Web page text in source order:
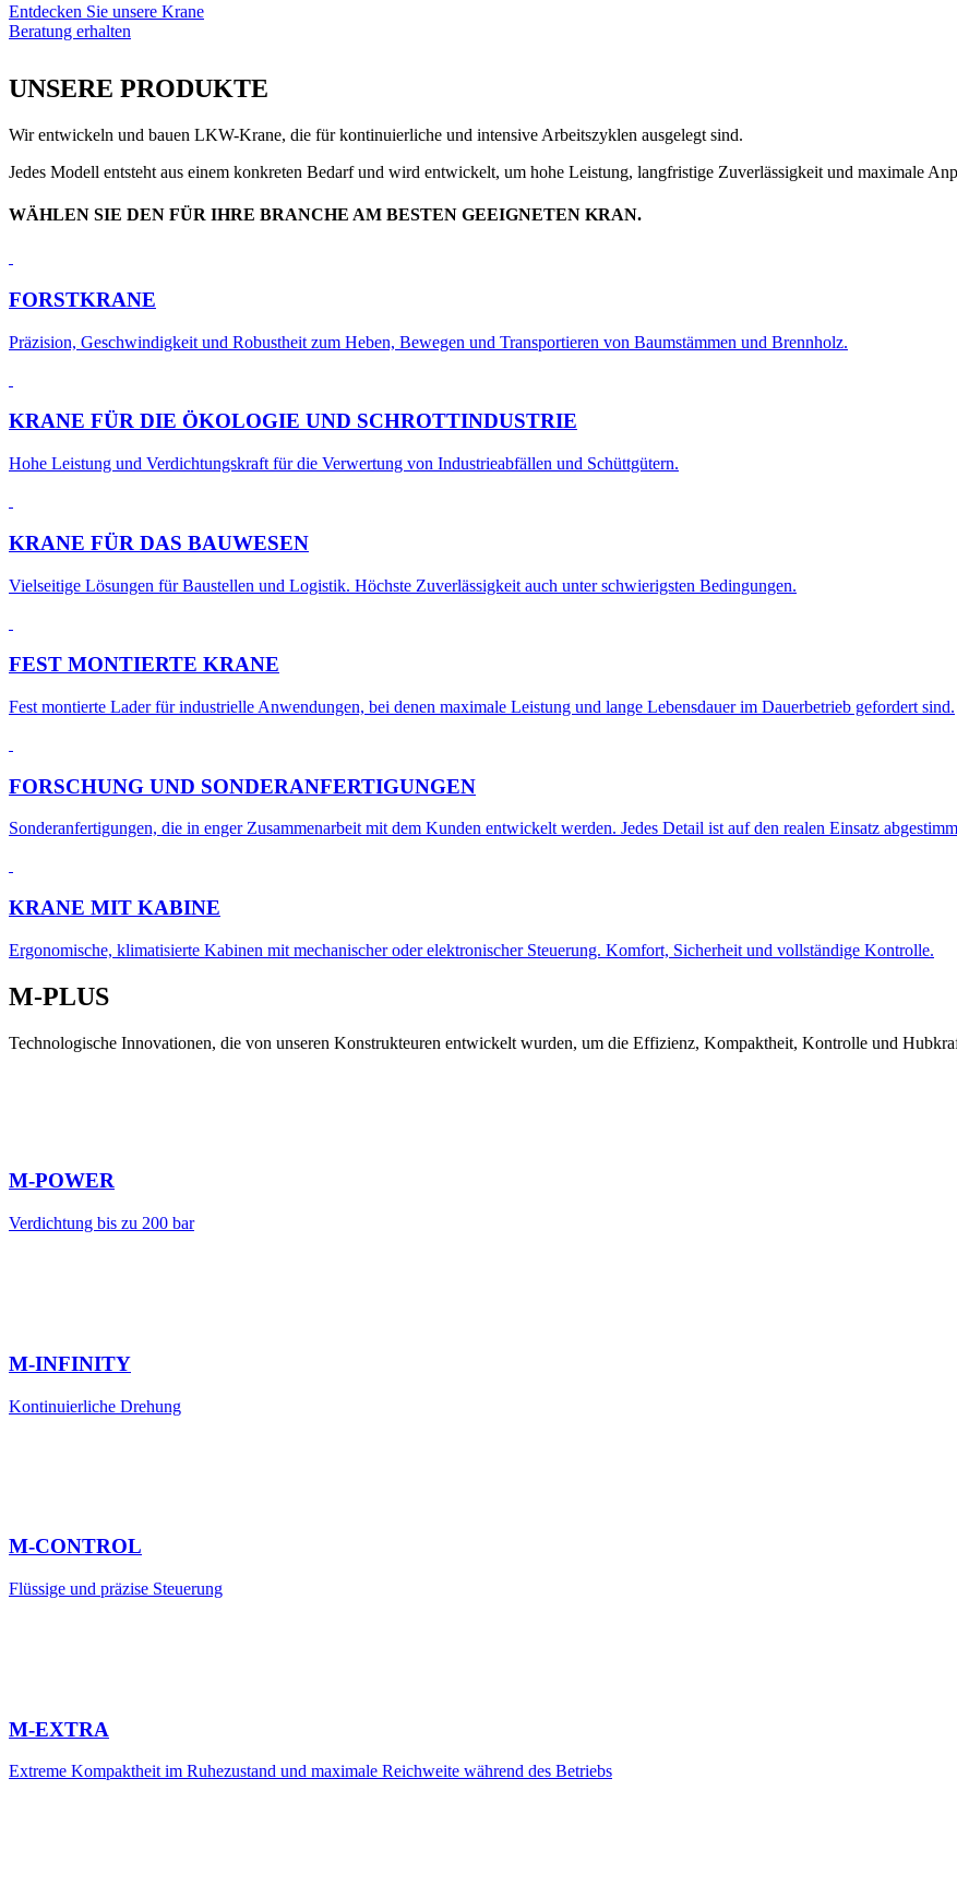
Entdecken Sie unsere Krane
Beratung erhalten
UNSERE PRODUKTE
Wir entwickeln und bauen LKW-Krane, die für kontinuierliche und intensive Arbeitszyklen ausgelegt sind.
Jedes Modell entsteht aus einem konkreten Bedarf und wird entwickelt, um hohe Leistung, langfristige Zuverlässigkeit und maximale
WÄHLEN SIE DEN FÜR IHRE BRANCHE AM BESTEN GEEIGNETEN KRAN.
FORSTKRANE
Präzision, Geschwindigkeit und Robustheit zum Heben, Bewegen und Transportieren von Baumstämmen und Brennholz.
KRANE FÜR DIE ÖKOLOGIE UND SCHROTTINDUSTRIE
Hohe Leistung und Verdichtungskraft für die Verwertung von Industrieabfällen und Schüttgütern.
KRANE FÜR DAS BAUWESEN
Vielseitige Lösungen für Baustellen und Logistik. Höchste Zuverlässigkeit auch unter schwierigsten Bedingungen.
FEST MONTIERTE KRANE
Fest montierte Lader für industrielle Anwendungen, bei denen maximale Leistung und lange Lebensdauer im Dauerbetrieb gefordert sind.
FORSCHUNG UND SONDERANFERTIGUNGEN
Sonderanfertigungen, die in enger Zusammenarbeit mit dem Kunden entwickelt werden. Jedes Detail ist auf den realen Einsatz
KRANE MIT KABINE
Ergonomische, klimatisierte Kabinen mit mechanischer oder elektronischer Steuerung. Komfort, Sicherheit und vollständige Kontrolle.
M-PLUS
Technologische Innovationen, die von unseren Konstrukteuren entwickelt wurden, um die Effizienz, Kompaktheit, Kontrolle und
M-POWER
Verdichtung bis zu 200 bar
M-INFINITY
Kontinuierliche Drehung
M-CONTROL
Flüssige und präzise Steuerung
M-EXTRA
Extreme Kompaktheit im Ruhezustand und maximale Reichweite während des Betriebs